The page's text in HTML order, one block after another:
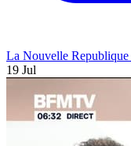
La Nouvelle Republique
19 Jul